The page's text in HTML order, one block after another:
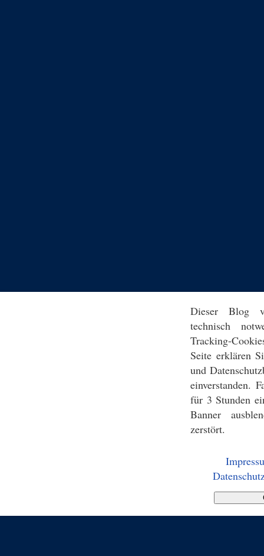
Dieser Blog
technisch
Tracking-
Seite erklären
und
einverstanden.
für 3 Stunden
Banner
zerstört.